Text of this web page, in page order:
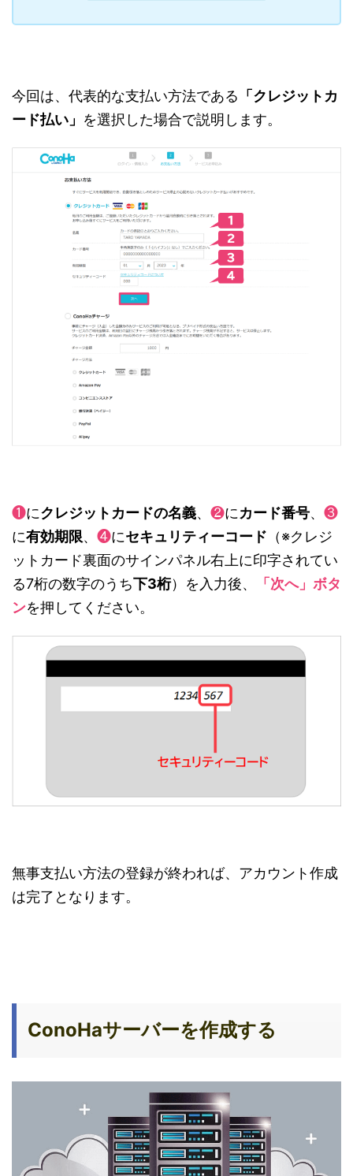
今回は、代表的な支払い方法である 「クレジットカ
ード払い」 を選択した場合で説明します。
❶にクレジットカードの名義、 ❷にカード番号、 ❸
に有効期限、 ❹にセキュリティーコード （※クレジ
ットカード裏面のサインパネル右上に印字されてい
る7桁の数字のうち下3桁）を入力後、
「次へ」ボタ
ンを押してください。
無事支払い方法の登録が終われば、アカウント作成
は完了となります。
ConoHaサーバーを作成する